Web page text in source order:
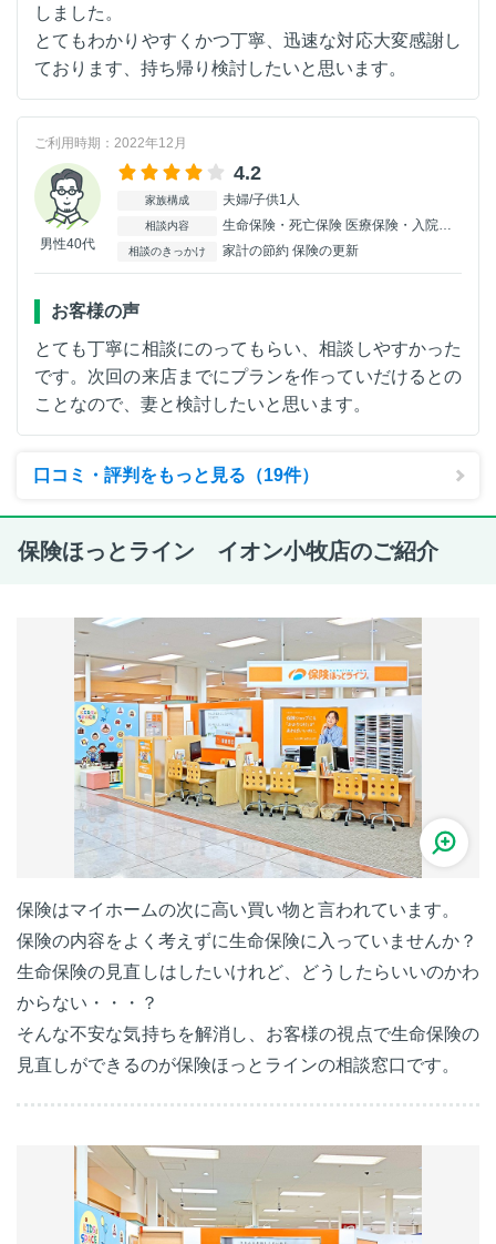
しました。
とてもわかりやすくかつ丁寧、迅速な対応大変感謝し
ております、持ち帰り検討したいと思います。
ご利用時期：2022年12月
男性40代
4.2
家族構成 夫婦/子供1人
相談内容 生命保険・死亡保険 医療保険・入院保険 個人年金保険
相談のきっかけ 家計の節約 保険の更新
お客様の声
とても丁寧に相談にのってもらい、相談しやすかった
です。次回の来店までにプランを作っていだけるとの
ことなので、妻と検討したいと思います。
口コミ・評判をもっと見る（19件）
保険ほっとライン イオン小牧店のご紹介
保険はマイホームの次に高い買い物と言われています。
保険の内容をよく考えずに生命保険に入っていませんか？
生命保険の見直しはしたいけれど、どうしたらいいのかわ
からない・・・？
そんな不安な気持ちを解消し、お客様の視点で生命保険の
見直しができるのが保険ほっとラインの相談窓口です。